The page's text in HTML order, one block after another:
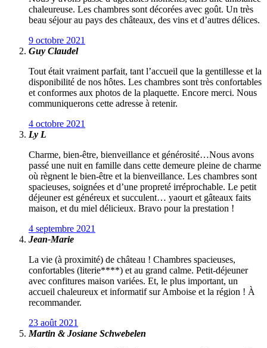
chaleureuse. Les chambres sont décorées avec goût. Un très
beau séjour au pays des châteaux, des vins et d’autres délices.
9 octobre 2021
Guy Claudel
Tout était vraiment parfait, tant l’accueil que la gentillesse et la
disponibilité de nos hôtes. Les chambres sont très confortables
et conformes aux photos de la plaquette. Encore merci. Nous
communiquerons cette adresse à retenir.
4 octobre 2021
Ly L
Charme, bien-être, bienveillance et générosité…Nous avons
passé une nuit en famille dans cette demeure pleine de charme
où règnent le bien-être et la bienveillance. Les chambres sont
spacieuses, soignées et d’une propreté irréprochable. Le petit
déjeuner est généreux et succulent… yaourt et gâteaux faits
maison, et du miel délicieux. Bravo pour la prestation !
4 septembre 2021
Jean-Marie
La vie (à proximité) de château ! Chambres spacieuses,
confortables (literie****) et au grand calme. Petit-déjeuner
avec confitures maison variées. Et, le plus important, un
accueil chaleureux et informatif sur Amboise et la région ! À
recommander.
23 août 2021
Martin & Josiane Schwebelen